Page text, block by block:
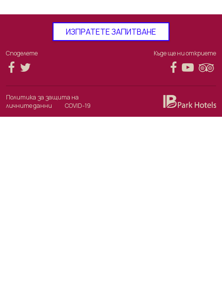
ИЗПРАТЕТЕ ЗАПИТВАНЕ
Споделете Къде ще ни откриете
Политика за защита на
личните данни
COVID-19